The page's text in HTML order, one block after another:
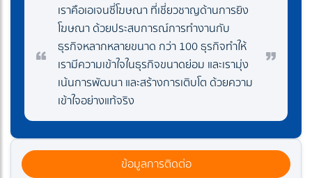
เราคือเอเจนซี่โฆษณา ที่เชี่ยวชาญด้านการยิง
โฆษณา ด้วยประสบการณ์การทำงานกับ
ธุรกิจหลากหลายขนาด กว่า 100 ธุรกิจทำให้
เรามีความเข้าใจในธุรกิจขนาดย่อม และเรามุ่ง
เน้นการพัฒนา และสร้างการเติบโต ด้วยความ
เข้าใจอย่างแท้จริง
ข้อมูลการติดต่อ